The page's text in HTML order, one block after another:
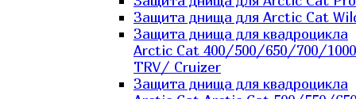
Защита днища для Arctic Cat
Защита днища для квадроцикла
Arctic Cat 400/500/650/700/1000
TRV/ Cruizer
Защита днища для квадроцикла